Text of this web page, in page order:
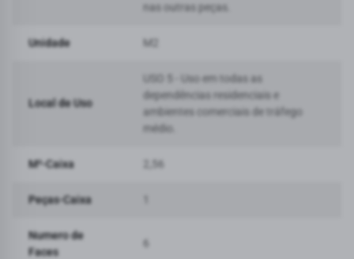
nas outras peças.
Unidade M2
Local de Uso
USO 5 - Uso em todas as
dependências residenciais e
ambientes comerciais de tráfego
médio.
M²-Caixa 2,56
Peças-Caixa
Numero de
Faces
6